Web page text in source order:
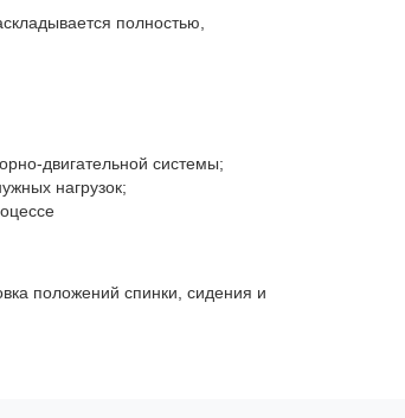
полностью,
двигательной системы;
нагрузок;
положений спинки, сидения и